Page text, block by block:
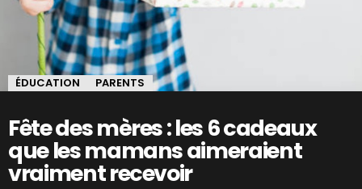
ÉDUCATION PARENTS
Fête des mères : les 6 cadeaux
que les mamans aimeraient
vraiment recevoir